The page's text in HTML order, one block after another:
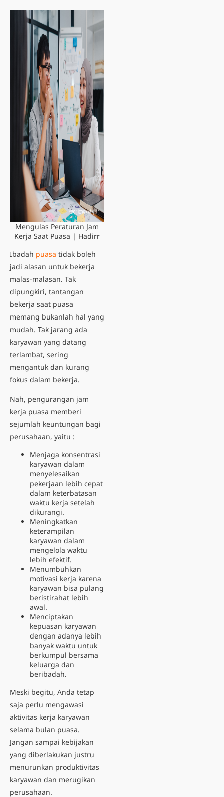
Mengulas Peraturan Jam
Kerja Saat Puasa | Hadirr
Ibadah puasa tidak boleh
jadi alasan untuk bekerja
malas-malasan. Tak
dipungkiri, tantangan
bekerja saat puasa
memang bukanlah hal yang
mudah. Tak jarang ada
karyawan yang datang
terlambat, sering
mengantuk dan kurang
fokus dalam bekerja.
Nah, pengurangan jam
kerja puasa memberi
sejumlah keuntungan bagi
perusahaan, yaitu :
Menjaga konsentrasi
karyawan dalam
menyelesaikan
pekerjaan lebih cepat
dalam keterbatasan
waktu kerja setelah
dikurangi.
Meningkatkan
keterampilan
karyawan dalam
mengelola waktu
lebih efektif.
Menumbuhkan
motivasi kerja karena
karyawan bisa pulang
beristirahat lebih
awal.
Menciptakan
kepuasan karyawan
dengan adanya lebih
banyak waktu untuk
berkumpul bersama
keluarga dan
beribadah.
Meski begitu, Anda tetap
saja perlu mengawasi
aktivitas kerja karyawan
selama bulan puasa.
Jangan sampai kebijakan
yang diberlakukan justru
menurunkan produktivitas
karyawan dan merugikan
perusahaan.